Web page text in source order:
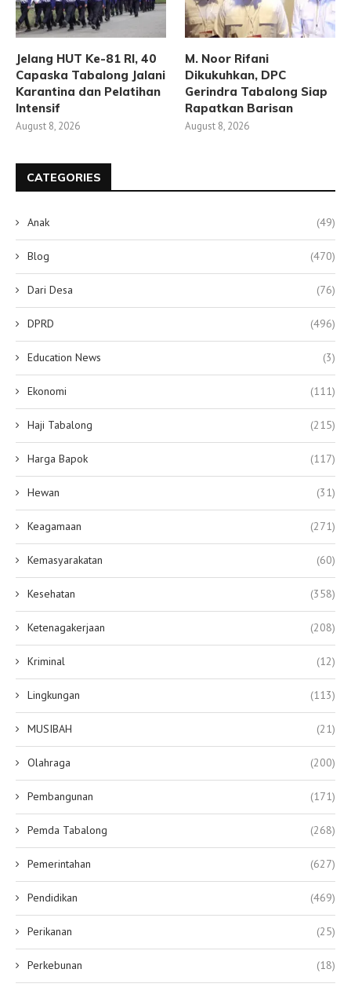
Jelang HUT Ke-81 RI, 40
Capaska Tabalong Jalani
Karantina dan Pelatihan
Intensif
August 8, 2026
M. Noor Rifani
Dikukuhkan, DPC
Gerindra Tabalong Siap
Rapatkan Barisan
August 8, 2026
CATEGORIES
Anak (49)
Blog (470)
Dari Desa (76)
DPRD (496)
Education News (3)
Ekonomi (111)
Haji Tabalong (215)
Harga Bapok (117)
Hewan (31)
Keagamaan (271)
Kemasyarakatan (60)
Kesehatan (358)
Ketenagakerjaan (208)
Kriminal (12)
Lingkungan (113)
MUSIBAH (21)
Olahraga (200)
Pembangunan (171)
Pemda Tabalong (268)
Pemerintahan (627)
Pendidikan (469)
Perikanan (25)
Perkebunan (18)